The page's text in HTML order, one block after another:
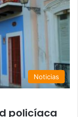
Noticias
policíaca